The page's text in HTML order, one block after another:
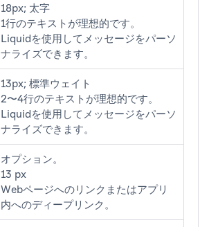
18px; 太字
1行のテキストが理想的です。
Liquidを使用してメッセージをパーソ
ナライズできます。
13px; 標準ウェイト
2〜4行のテキストが理想的です。
Liquidを使用してメッセージをパーソ
ナライズできます。
オプション。
13 px
Webページへのリンクまたはアプリ
内へのディープリンク。